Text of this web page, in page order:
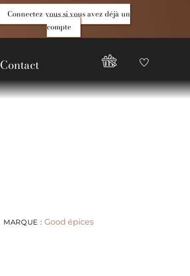
Connectez-vous si vous avez déjà un
compte
Contact
Compte
Good
Epices
Favoris
MARQUE :Good épices